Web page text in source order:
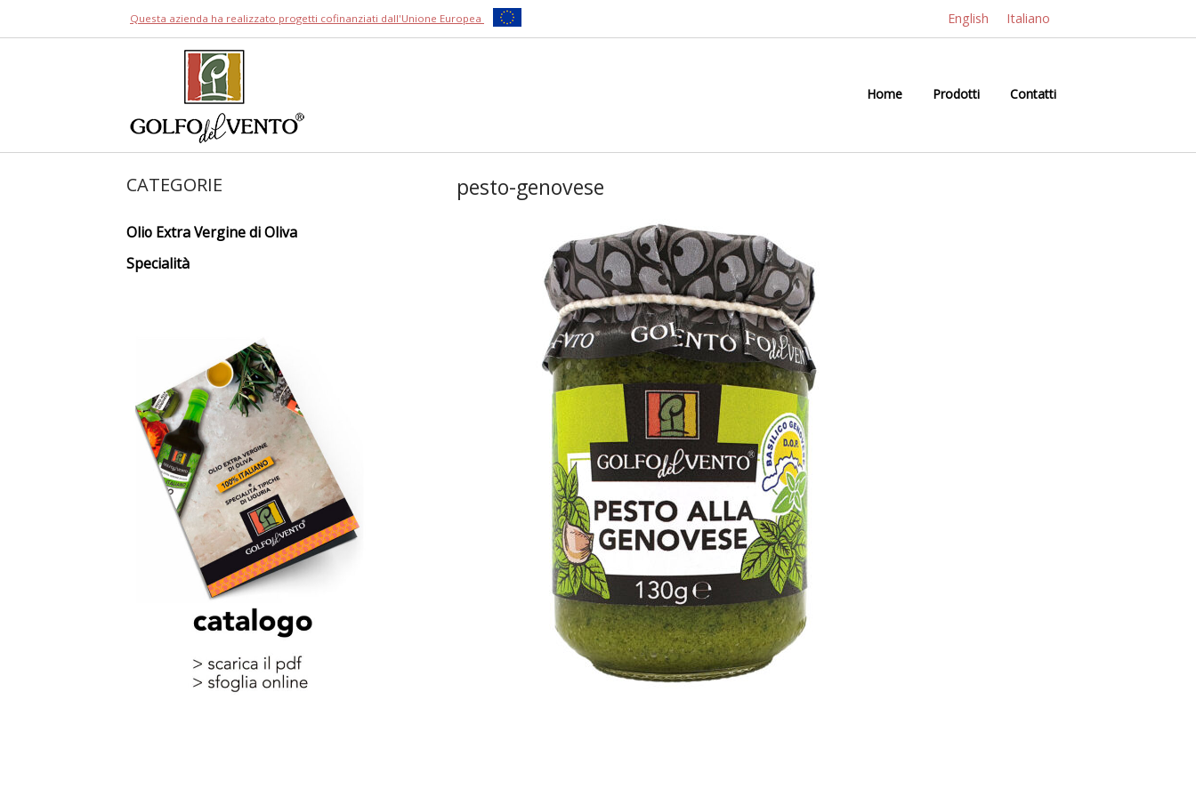
Questa azienda ha realizzato progetti cofinanziati dall'Unione Europea English Italiano
Home Prodotti Contatti
pesto-genovese
CATEGORIE
Olio Extra Vergine di Oliva
Specialità